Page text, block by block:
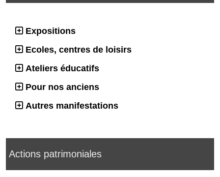
Expositions
Ecoles, centres de loisirs
Ateliers éducatifs
Pour nos anciens
Autres manifestations
Actions patrimoniales